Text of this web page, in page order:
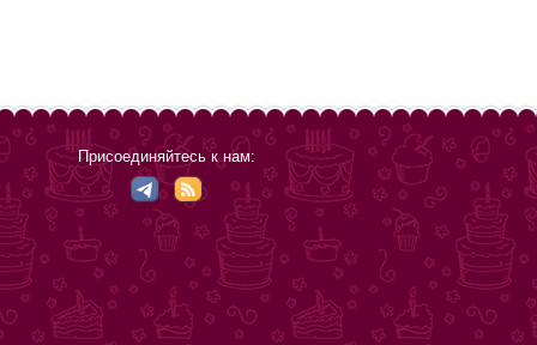
Присоединяйтесь к нам: